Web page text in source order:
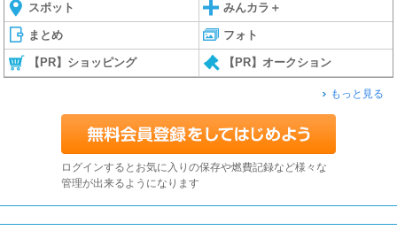
スポット みんカラ＋
まとめ フォト
【PR】ショッピング 【PR】オークション
もっと見る
ログインするとお気に入りの保存や燃費記録など様々な
管理が出来るようになります